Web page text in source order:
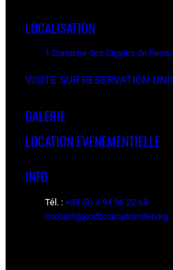
LOCALISATION
1 Corniche des Cigales de
VISITE SUR RESERVATION
GALERIE
LOCATION EVENEMENTIELLE
INFO
Tél. : +33 (0) 4 94 96 22 63
contact@porttonicartcenter.org